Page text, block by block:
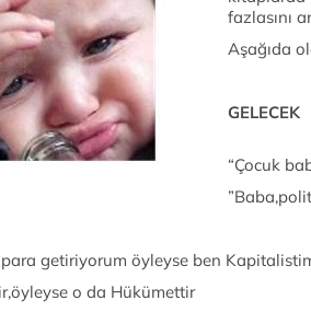
fazlasını
Aşağıda
GELECEK
“Çocuk
getiriyorum öyleyse ben
o da Hükümettir